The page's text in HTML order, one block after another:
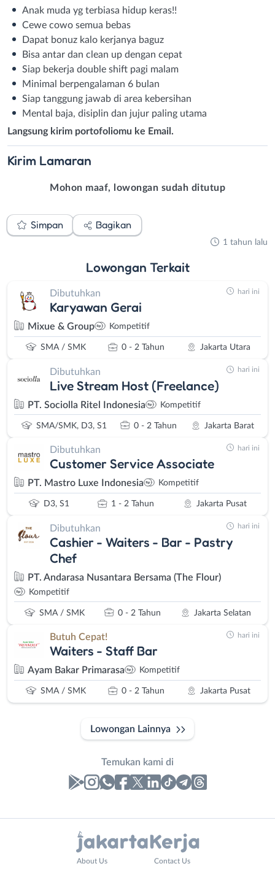
Anak muda yg terbiasa hidup keras!!
Cewe cowo semua bebas
Dapat bonuz kalo kerjanya baguz
Bisa antar dan clean up dengan cepat
Siap bekerja double shift pagi malam
Minimal berpengalaman 6 bulan
Siap tanggung jawab di area kebersihan
Mental baja, disiplin dan jujur paling utama
Langsung kirim portofoliomu ke Email.
Kirim Lamaran
Mohon maaf, lowongan sudah ditutup
Simpan Bagikan
1 tahun lalu
Lowongan Terkait
Dibutuhkan
Karyawan Gerai
Mixue & Group Kompetitif
SMA / SMK 0 - 2 Tahun Jakarta Utara
hari ini
Dibutuhkan
Live Stream Host (Freelance)
PT. Sociolla Ritel Indonesia Kompetitif
SMA/SMK, D3, S1 0 - 2 Tahun Jakarta Barat
hari ini
Dibutuhkan
Customer Service Associate
PT. Mastro Luxe Indonesia Kompetitif
D3, S1 1 - 2 Tahun Jakarta Pusat
hari ini
Dibutuhkan
Cashier - Waiters - Bar - Pastry
Chef
PT. Andarasa Nusantara Bersama (The Flour)
Kompetitif
SMA / SMK 0 - 2 Tahun Jakarta Selatan
hari ini
Butuh Cepat!
Waiters - Staff Bar
Ayam Bakar Primarasa Kompetitif
SMA / SMK 0 - 2 Tahun Jakarta Pusat
hari ini
Lowongan Lainnya
Temukan kami di
About Us Contact Us